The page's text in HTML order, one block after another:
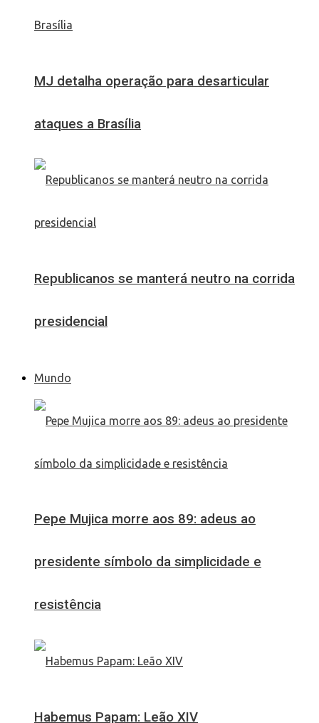
MJ detalha operação para desarticular
ataques a Brasília
Republicanos se manterá neutro na corrida
presidencial
Mundo
Pepe Mujica morre aos 89: adeus ao
presidente símbolo da simplicidade e
resistência
Habemus Papam: Leão XIV